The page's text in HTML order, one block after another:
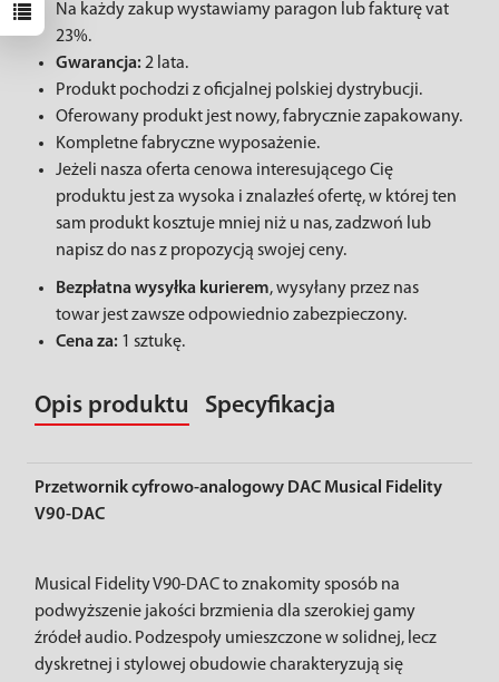
Na każdy zakup wystawiamy paragon lub fakturę vat
23%.
Gwarancja: 2 lata.
Produkt pochodzi z oficjalnej polskiej dystrybucji.
Oferowany produkt jest nowy, fabrycznie zapakowany.
Kompletne fabryczne wyposażenie.
Jeżeli nasza oferta cenowa interesującego Cię
produktu jest za wysoka i znalazłeś ofertę, w której ten
sam produkt kosztuje mniej niż u nas, zadzwoń lub
napisz do nas z propozycją swojej ceny.
Bezpłatna wysyłka kurierem, wysyłany przez nas
towar jest zawsze odpowiednio zabezpieczony.
Cena za: 1 sztukę.
Opis produktu Specyfikacja
Przetwornik cyfrowo-analogowy DAC Musical Fidelity
V90-DAC
Musical Fidelity V90-DAC to znakomity sposób na
podwyższenie jakości brzmienia dla szerokiej gamy
źródeł audio. Podzespoły umieszczone w solidnej, lecz
dyskretnej i stylowej obudowie charakteryzują się